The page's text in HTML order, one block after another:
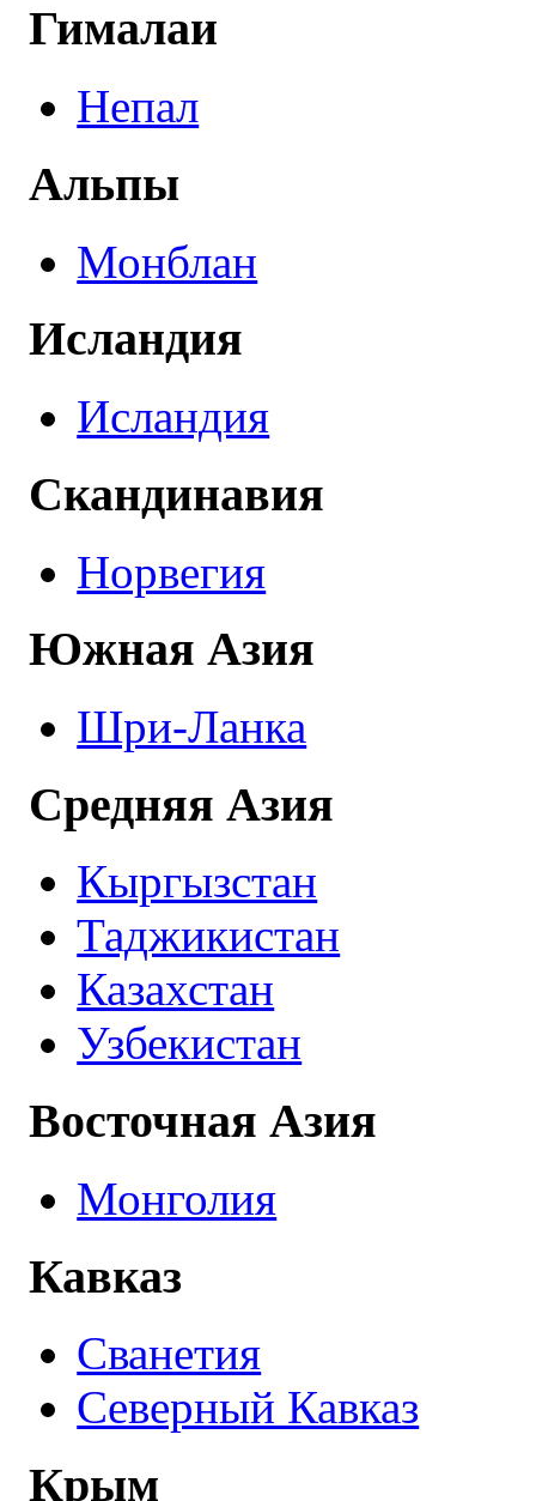
Гималаи
Непал
Альпы
Монблан
Исландия
Исландия
Скандинавия
Норвегия
Южная Азия
Шри-Ланка
Средняя Азия
Кыргызстан
Таджикистан
Казахстан
Узбекистан
Восточная Азия
Монголия
Кавказ
Сванетия
Северный Кавказ
Крым